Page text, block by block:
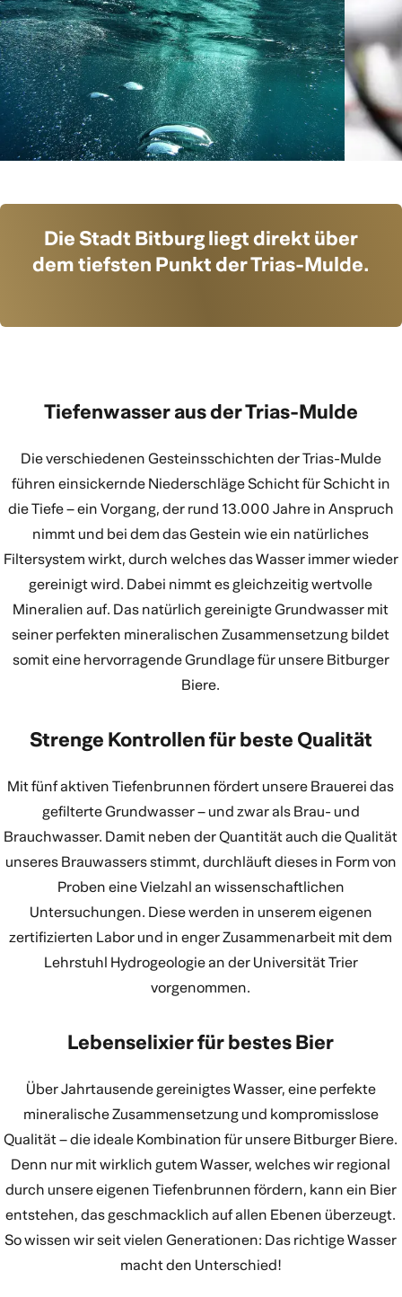
Die Stadt Bitburg liegt direkt über
dem tiefsten Punkt der Trias-Mulde.
Tiefenwasser aus der Trias-Mulde
Die verschiedenen Gesteinsschichten der Trias-Mulde
führen einsickernde Niederschläge Schicht für Schicht in
die Tiefe – ein Vorgang, der rund 13.000 Jahre in Anspruch
nimmt und bei dem das Gestein wie ein natürliches
Filtersystem wirkt, durch welches das Wasser immer wieder
gereinigt wird. Dabei nimmt es gleichzeitig wertvolle
Mineralien auf. Das natürlich gereinigte Grundwasser mit
seiner perfekten mineralischen Zusammensetzung bildet
somit eine hervorragende Grundlage für unsere Bitburger
Biere.
Strenge Kontrollen für beste Qualität
Mit fünf aktiven Tiefenbrunnen fördert unsere Brauerei das
gefilterte Grundwasser – und zwar als Brau- und
Brauchwasser. Damit neben der Quantität auch die Qualität
unseres Brauwassers stimmt, durchläuft dieses in Form von
Proben eine Vielzahl an wissenschaftlichen
Untersuchungen. Diese werden in unserem eigenen
zertifizierten Labor und in enger Zusammenarbeit mit dem
Lehrstuhl Hydrogeologie an der Universität Trier
vorgenommen.
Lebenselixier für bestes Bier
Über Jahrtausende gereinigtes Wasser, eine perfekte
mineralische Zusammensetzung und kompromisslose
Qualität – die ideale Kombination für unsere Bitburger Biere.
Denn nur mit wirklich gutem Wasser, welches wir regional
durch unsere eigenen Tiefenbrunnen fördern, kann ein Bier
entstehen, das geschmacklich auf allen Ebenen überzeugt.
So wissen wir seit vielen Generationen: Das richtige Wasser
macht den Unterschied!